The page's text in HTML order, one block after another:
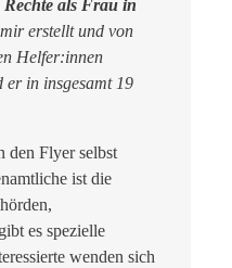
als Frau in
erstellt und von
Helfer:innen
er in insgesamt 19
den Flyer selbst
ist die
es spezielle
wenden sich